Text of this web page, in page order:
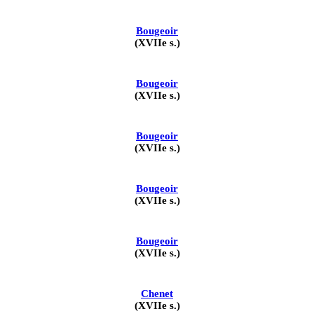
Bougeoir
(XVIIe s.)
Bougeoir
(XVIIe s.)
Bougeoir
(XVIIe s.)
Bougeoir
(XVIIe s.)
Bougeoir
(XVIIe s.)
Chenet
(XVIIe s.)